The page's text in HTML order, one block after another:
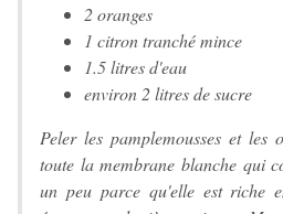
2 oranges
1 citron tranché mince
1.5 litres d'eau
environ 2 litres de sucre
Peler les pamplemousses et les
toute la membrane blanche qui
un peu parce qu'elle est riche